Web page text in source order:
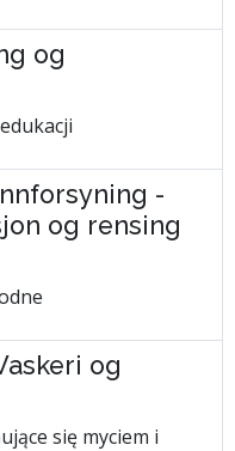
og
-
og rensing
og
się myciem i